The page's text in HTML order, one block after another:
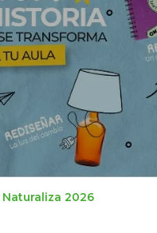
2026